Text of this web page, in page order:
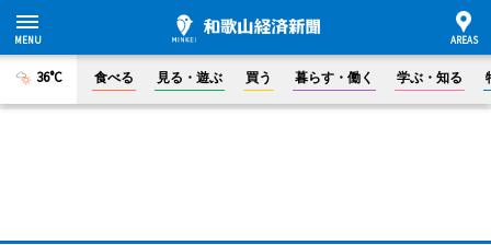
36°C 食べる 見る・遊ぶ 買う 暮らす・働く 学ぶ・知る